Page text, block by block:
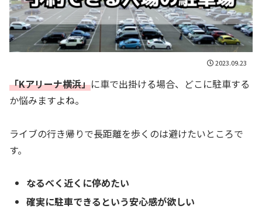
2023.09.23
「Kアリーナ横浜」に車で出掛ける場合、どこに駐車する
か悩みますよね。
ライブの行き帰りで長距離を歩くのは避けたいところで
す。
なるべく近くに停めたい
確実に駐車できるという安心感が欲しい